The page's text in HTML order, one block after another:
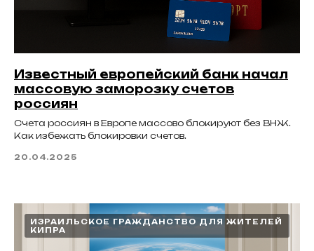
Известный европейский банк начал
массовую заморозку счетов
россиян
Счета россиян в Европе массово блокируют без ВНЖ.
Как избежать блокировки счетов.
20.04.2025
ИЗРАИЛЬСКОЕ ГРАЖДАНСТВО ДЛЯ ЖИТЕЛЕЙ
КИПРА